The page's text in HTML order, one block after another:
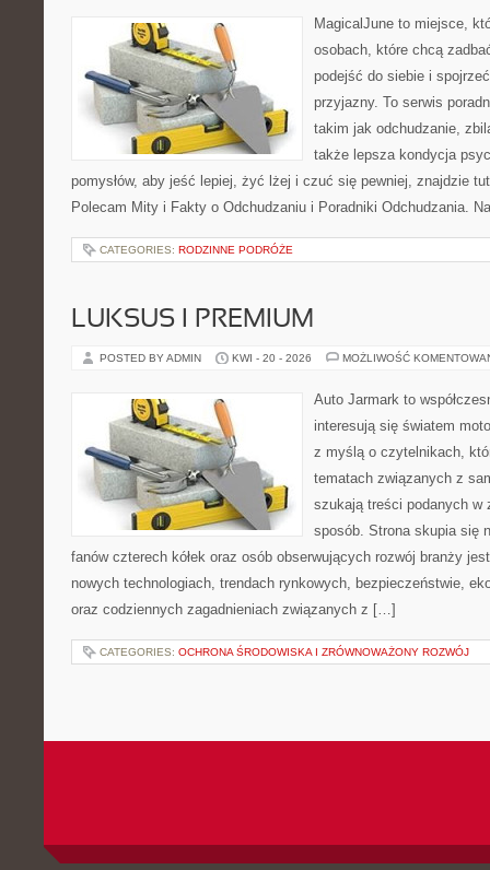
MagicalJune to miejsce,
osobach, które chcą
podejść do siebie i
przyjazny. To serwis
takim jak odchudzanie,
także lepsza kondycja
pomysłów, aby jeść lepiej, żyć lżej i czuć się pewniej, znajdzie
Polecam Mity i Fakty o Odchudzaniu i Poradniki Odchudzania.
CATEGORIES: RODZINNE PODRÓŻE
LUKSUS I PREMIUM
POSTED BY ADMIN KWI - 20 - 2026 MOŻLIWOŚĆ
Auto Jarmark to
interesują się światem
z myślą o czytelnikach,
tematach związanych z
szukają treści podanych w
sposób. Strona skupia się
fanów czterech kółek oraz osób obserwujących rozwój branży
nowych technologiach, trendach rynkowych, bezpieczeństwie,
oraz codziennych zagadnieniach związanych z […]
CATEGORIES: OCHRONA ŚRODOWISKA I ZRÓWNOWAŻONY ROZWÓJ